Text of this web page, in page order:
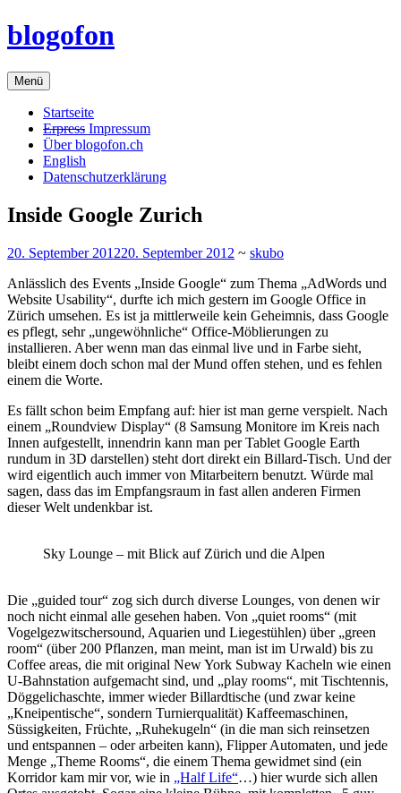
Zum
Inhalt
blogofon
Menü
Startseite
Erpress Impressum
Über blogofon.ch
English
Datenschutzerklärung
Inside Google Zurich
20. September 201220. September 2012 ~ skubo
Anlässlich des Events „Inside Google“ zum Thema „AdWords und
Website Usability“, durfte ich mich gestern im Google Office in
Zürich umsehen. Es ist ja mittlerweile kein Geheimnis, dass Google
es pflegt, sehr „ungewöhnliche“ Office-Möblierungen zu
installieren. Aber wenn man das einmal live und in Farbe sieht,
bleibt einem doch schon mal der Mund offen stehen, und es fehlen
einem die Worte.
Es fällt schon beim Empfang auf: hier ist man gerne verspielt. Nach
einem „Roundview Display“ (8 Samsung Monitore im Kreis nach
Innen aufgestellt, innendrin kann man per Tablet Google Earth
rundum in 3D darstellen) steht dort direkt ein Billard-Tisch. Und der
wird eigentlich auch immer von Mitarbeitern benutzt. Würde mal
sagen, dass das im Empfangsraum in fast allen anderen Firmen
dieser Welt undenkbar ist.
Sky Lounge – mit Blick auf Zürich und die Alpen
Die „guided tour“ zog sich durch diverse Lounges, von denen wir
noch nicht einmal alle gesehen haben. Von „quiet rooms“ (mit
Vogelgezwitschersound, Aquarien und Liegestühlen) über „green
room“ (über 200 Pflanzen, man meint, man ist im Urwald) bis zu
Coffee areas, die mit original New York Subway Kacheln wie einen
U-Bahnstation aufgemacht sind, und „play rooms“, mit Tischtennis,
Döggelichaschte, immer wieder Billardtische (und zwar keine
„Kneipentische“, sondern Turnierqualität) Kaffeemaschinen,
Süssigkeiten, Früchte, „Ruhekugeln“ (in die man sich reinsetzen
und entspannen – oder arbeiten kann), Flipper Automaten, und jede
Menge „Theme Rooms“, die einem Thema gewidmet sind (ein
Korridor kam mir vor, wie in „Half Life“…) hier wurde sich allen